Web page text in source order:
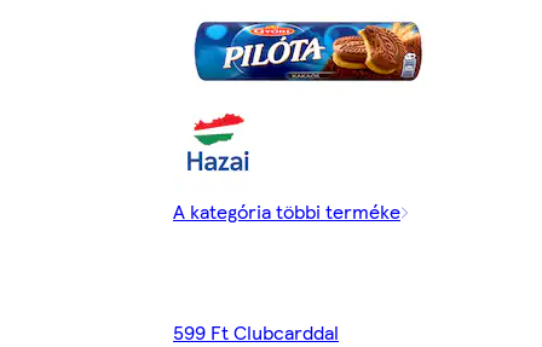
A kategória többi terméke
599 Ft Clubcarddal